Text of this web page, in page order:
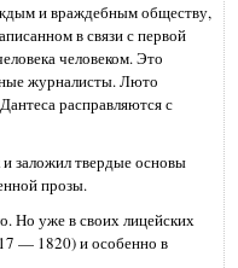
и враждебным обществу,
в связи с первой
человеком. Это
журналисты. Люто
расправляются с
заложил твердые основы
прозы.
Но уже в своих лицейских
— 1820) и особенно в